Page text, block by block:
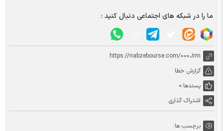
ما را در شبکه های اجتماعی دنبال کنید :
https://nabzebourse.com/000Jrm
گزارش خطا
پسندها:0
اشتراک گذاری
برچسب ها: